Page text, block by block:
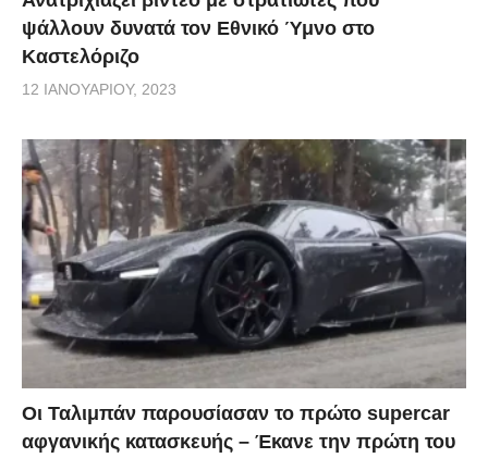
ψάλλουν δυνατά τον Εθνικό Ύμνο στο
Καστελόριζο
12 ΙΑΝΟΥΑΡΊΟΥ, 2023
Οι Ταλιμπάν παρουσίασαν το πρώτο supercar
αφγανικής κατασκευής – Έκανε την πρώτη του